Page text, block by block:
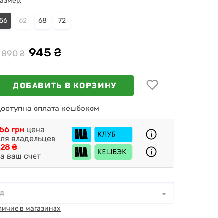
56 62 68 72
890 ₴ 945 ₴
ДОБАВИТЬ В КОРЗИНУ
оплата кешбэком
₴
ваш счет
грн цена
владельцев
*
в магазинах